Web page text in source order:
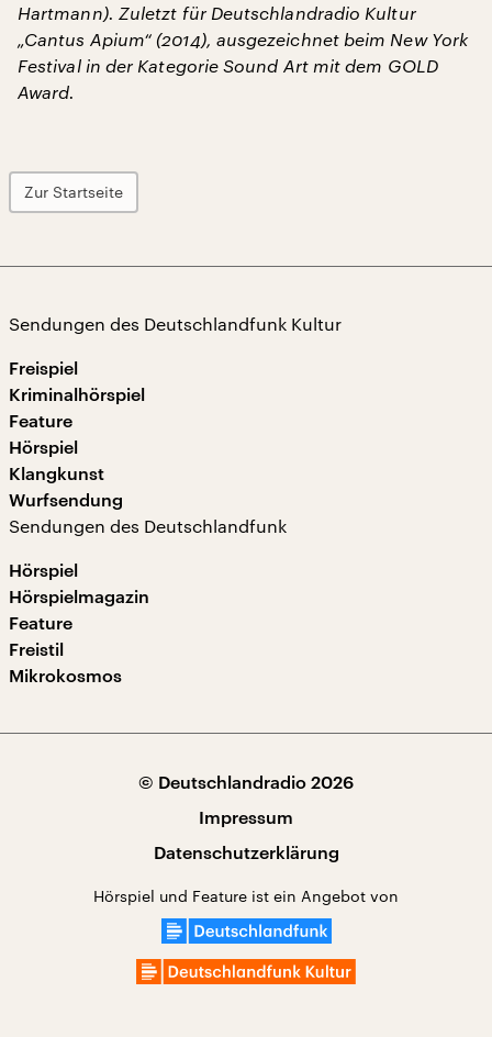
Hartmann). Zuletzt für Deutschlandradio Kultur
„Cantus Apium“ (2014), ausgezeichnet beim New York
Festival in der Kategorie Sound Art mit dem GOLD
Award.
Zur Startseite
Sendungen des Deutschlandfunk Kultur
Freispiel
Kriminalhörspiel
Feature
Hörspiel
Klangkunst
Wurfsendung
Sendungen des Deutschlandfunk
Hörspiel
Hörspielmagazin
Feature
Freistil
Mikrokosmos
© Deutschlandradio 2026
Impressum
Datenschutzerklärung
Hörspiel und Feature ist ein Angebot von